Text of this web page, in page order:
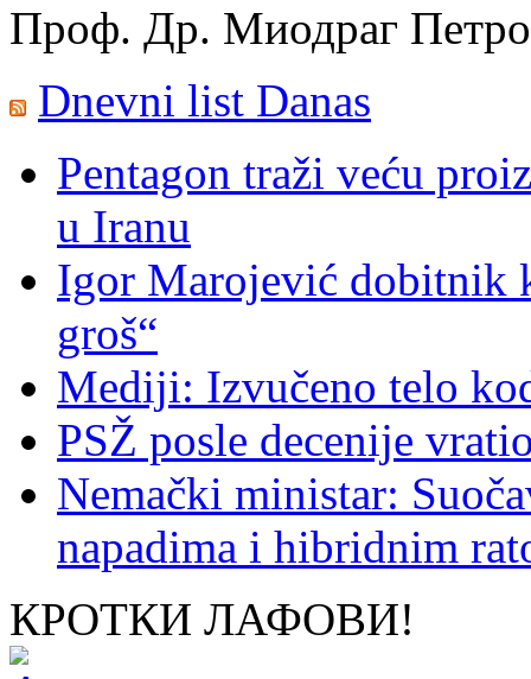
Проф. Др. Миодраг
Dnevni list Danas
Pentagon traži veću
u Iranu
Igor Marojević dobitnik
groš“
Mediji: Izvučeno telo
PSŽ posle decenije
Nemački ministar:
napadima i hibridnim
КРОТКИ ЛАФОВИ!